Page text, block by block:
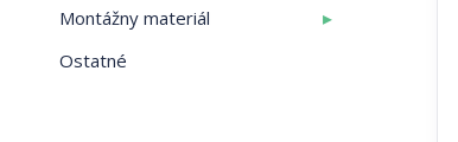
Montážny materiál
▸
Ostatné